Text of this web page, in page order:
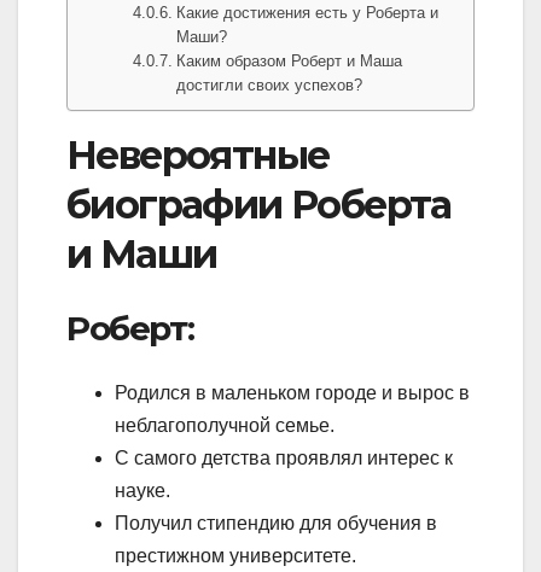
Какие достижения есть у Роберта и
Маши?
Каким образом Роберт и Маша
достигли своих успехов?
Невероятные
биографии Роберта
и Маши
Роберт:
Родился в маленьком городе и вырос в
неблагополучной семье.
С самого детства проявлял интерес к
науке.
Получил стипендию для обучения в
престижном университете.